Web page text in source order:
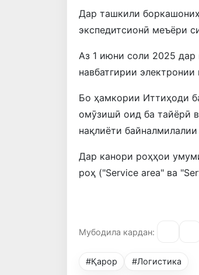
Дар ташкили
экспедитсионӣ меъёри
Аз 1 июни соли 2025 дар
навбатгирии
Бо ҳамкории Иттиҳоди
омӯзишӣ оид ба тайёрӣ
нақлиёти
Дар канори роҳҳои
роҳ ("Service area" ва
Мубодила кардан:
#Қарор #Логистика